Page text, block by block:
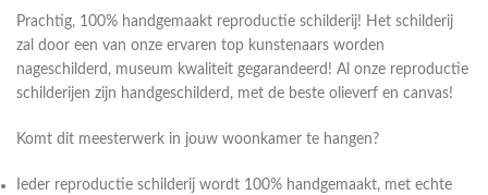
Prachtig, 100% handgemaakt reproductie schilderij! Het schilderij
zal door een van onze ervaren top kunstenaars worden
nageschilderd, museum kwaliteit gegarandeerd! Al onze reproductie
schilderijen zijn handgeschilderd, met de beste olieverf en canvas!
Komt dit meesterwerk in jouw woonkamer te hangen?
Ieder reproductie schilderij wordt 100% handgemaakt, met echte